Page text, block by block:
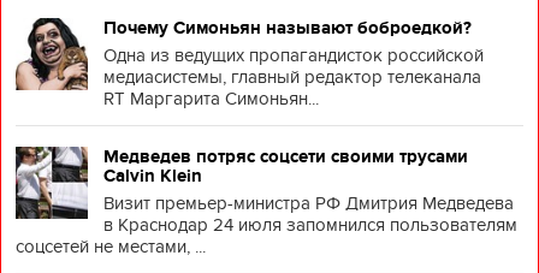
Почему Симоньян называют боброедкой?
Одна из ведущих пропагандисток российской
медиасистемы, главный редактор телеканала
RT Маргарита Симоньян...
Медведев потряс соцсети своими трусами
Calvin Klein
Визит премьер-министра РФ Дмитрия Медведева
в Краснодар 24 июля запомнился пользователям
соцсетей не местами, ...